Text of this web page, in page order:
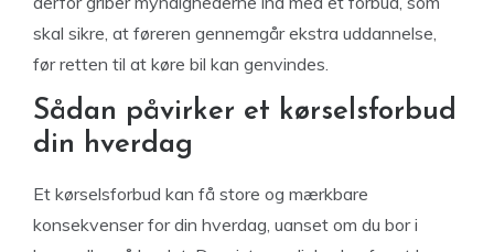
skal sikre, at føreren gennemgår ekstra uddannelse,
før retten til at køre bil kan genvindes.
Sådan påvirker et kørselsforbud
din hverdag
Et kørselsforbud kan få store og mærkbare
konsekvenser for din hverdag, uanset om du bor i